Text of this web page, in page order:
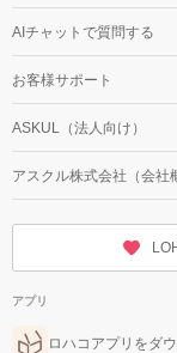
AIチャットで質問する
お客様サポート
ASKUL（法人向け）
アスクル株式会社（会社
アプリ
ロハコアプリをダ